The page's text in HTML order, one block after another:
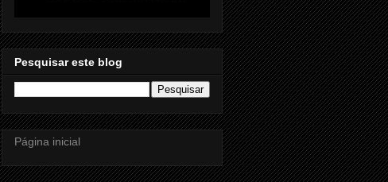
Pesquisar este blog
Página inicial